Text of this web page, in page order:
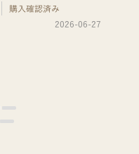
購入確認済み
2026-06-27